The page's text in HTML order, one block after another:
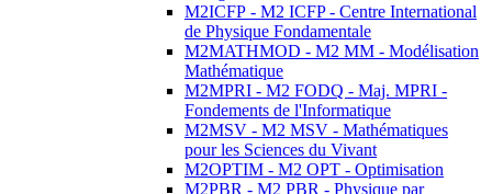
M2ICFP - M2 ICFP - Centre International
de Physique Fondamentale
M2MATHMOD - M2 MM - Modélisation
Mathématique
M2MPRI - M2 FODQ - Maj. MPRI -
Fondements de l'Informatique
M2MSV - M2 MSV - Mathématiques
pour les Sciences du Vivant
M2OPTIM - M2 OPT - Optimisation
M2PBR - M2 PBR - Physique par